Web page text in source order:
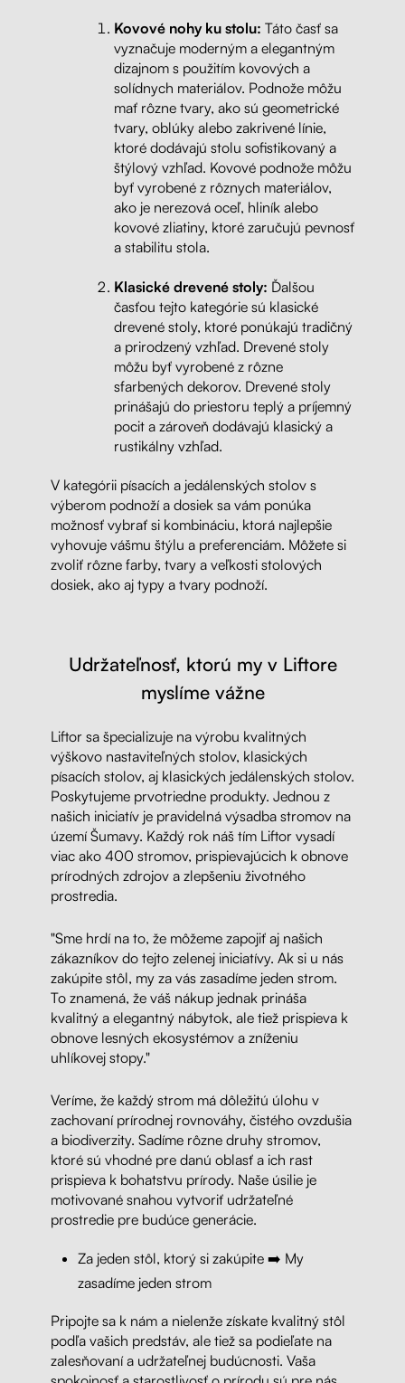
Kovové nohy ku stolu: Táto časť sa
vyznačuje moderným a elegantným
dizajnom s použitím kovových a
solídnych materiálov. Podnože môžu
mať rôzne tvary, ako sú geometrické
tvary, oblúky alebo zakrivené línie,
ktoré dodávajú stolu sofistikovaný a
štýlový vzhľad. Kovové podnože môžu
byť vyrobené z rôznych materiálov,
ako je nerezová oceľ, hliník alebo
kovové zliatiny, ktoré zaručujú pevnosť
a stabilitu stola.
Klasické drevené stoly: Ďalšou
časťou tejto kategórie sú klasické
drevené stoly, ktoré ponúkajú tradičný
a prirodzený vzhľad. Drevené stoly
môžu byť vyrobené z rôzne
sfarbených dekorov. Drevené stoly
prinášajú do priestoru teplý a príjemný
pocit a zároveň dodávajú klasický a
rustikálny vzhľad.
V kategórii písacích a jedálenských stolov s
výberom podnoží a dosiek sa vám ponúka
možnosť vybrať si kombináciu, ktorá najlepšie
vyhovuje vášmu štýlu a preferenciám. Môžete si
zvoliť rôzne farby, tvary a veľkosti stolových
dosiek, ako aj typy a tvary podnoží.
Udržateľnosť, ktorú my v Liftore
myslíme vážne
Liftor sa špecializuje na výrobu kvalitných
výškovo nastaviteľných stolov, klasických
písacích stolov, aj klasických jedálenských stolov.
Poskytujeme prvotriedne produkty. Jednou z
našich iniciatív je pravidelná výsadba stromov na
území Šumavy. Každý rok náš tím Liftor vysadí
viac ako 400 stromov, prispievajúcich k obnove
prírodných zdrojov a zlepšeniu životného
prostredia.
"Sme hrdí na to, že môžeme zapojiť aj našich
zákazníkov do tejto zelenej iniciatívy. Ak si u nás
zakúpite stôl, my za vás zasadíme jeden strom.
To znamená, že váš nákup jednak prináša
kvalitný a elegantný nábytok, ale tiež prispieva k
obnove lesných ekosystémov a zníženiu
uhlíkovej stopy."
Veríme, že každý strom má dôležitú úlohu v
zachovaní prírodnej rovnováhy, čistého ovzdušia
a biodiverzity. Sadíme rôzne druhy stromov,
ktoré sú vhodné pre danú oblasť a ich rast
prispieva k bohatstvu prírody. Naše úsilie je
motivované snahou vytvoriť udržateľné
prostredie pre budúce generácie.
Za jeden stôl, ktorý si zakúpite ➡️ My
zasadíme jeden strom
Pripojte sa k nám a nielenže získate kvalitný stôl
podľa vašich predstáv, ale tiež sa podieľate na
zalesňovaní a udržateľnej budúcnosti. Vaša